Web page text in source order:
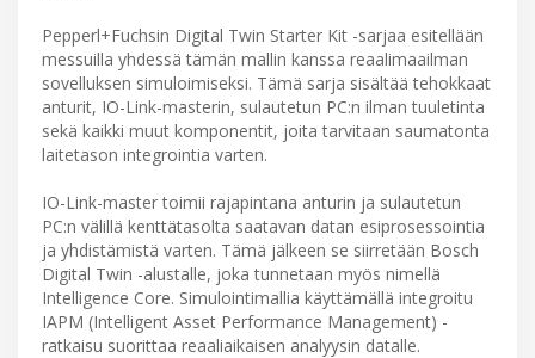
Pepperl+Fuchsin Digital Twin Starter Kit -sarjaa esitellään
messuilla yhdessä tämän mallin kanssa reaalimaailman
sovelluksen simuloimiseksi. Tämä sarja sisältää tehokkaat
anturit, IO-Link-masterin, sulautetun PC:n ilman tuuletinta
sekä kaikki muut komponentit, joita tarvitaan saumatonta
laitetason integrointia varten.
IO-Link-master toimii rajapintana anturin ja sulautetun
PC:n välillä kenttätasolta saatavan datan esiprosessointia
ja yhdistämistä varten. Tämä jälkeen se siirretään Bosch
Digital Twin -alustalle, joka tunnetaan myös nimellä
Intelligence Core. Simulointimallia käyttämällä integroitu
IAPM (Intelligent Asset Performance Management) -
ratkaisu suorittaa reaaliaikaisen analyysin datalle.